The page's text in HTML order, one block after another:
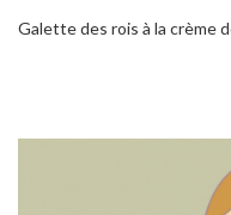
Galette des rois à la crème